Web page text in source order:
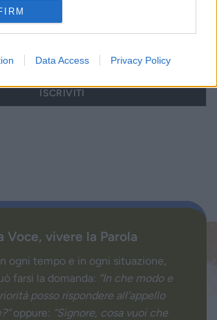
Data Access Privacy Policy
la privacy policy
Voce, vivere la Parola
ogni tempo e in ogni situazione,
farsi la domanda: “In che modo e
posso rispondere all’appello
oppure: “Signore, cosa vuoi che